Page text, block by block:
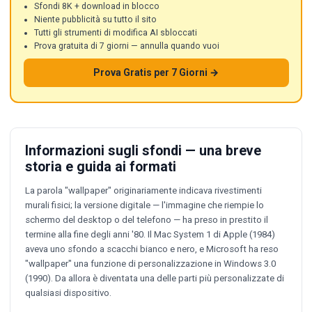
Sfondi 8K + download in blocco
Niente pubblicità su tutto il sito
Tutti gli strumenti di modifica AI sbloccati
Prova gratuita di 7 giorni — annulla quando vuoi
Prova Gratis per 7 Giorni →
Informazioni sugli sfondi — una breve
storia e guida ai formati
La parola "wallpaper" originariamente indicava rivestimenti
murali fisici; la versione digitale — l'immagine che riempie lo
schermo del desktop o del telefono — ha preso in prestito il
termine alla fine degli anni '80. Il Mac System 1 di Apple (1984)
aveva uno sfondo a scacchi bianco e nero, e Microsoft ha reso
"wallpaper" una funzione di personalizzazione in Windows 3.0
(1990). Da allora è diventata una delle parti più personalizzate di
qualsiasi dispositivo.